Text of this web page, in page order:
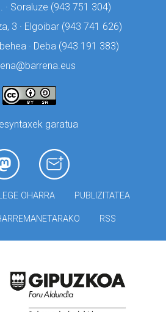
· Soraluze (943 751 304)
3 · Elgoibar (943 741 626)
· Deba (943 191 383)
garatua
OHARRA PUBLIZITATEA
RSS